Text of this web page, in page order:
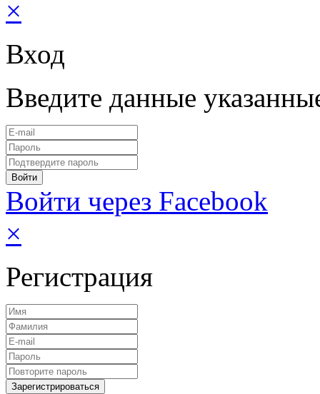
×
Вход
Введите данные
Войти через Facebook
×
Регистрация